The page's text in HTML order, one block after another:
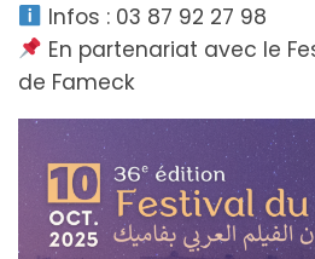
Infos : 03 87 92 27 98
En partenariat avec le
de Fameck